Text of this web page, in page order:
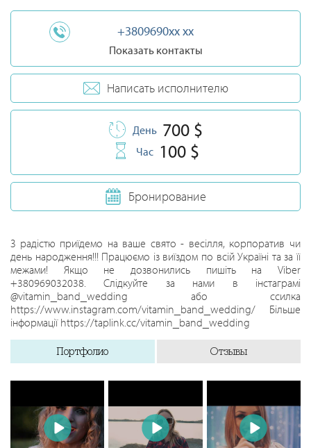
+3809690xx xx
Показать контакты
Написать исполнителю
День 700 $
Час 100 $
Бронирование
З радістю приїдемо на ваше свято - весілля, корпоратив чи
день народження!!! Працюємо із виїздом по всій Україні та за її
межами! Якщо не дозвонились пишіть на Viber
+380969032038. Слідкуйте за нами в інстаграмі
@vitamin_band_wedding або ссилка
https://www.instagram.com/vitamin_band_wedding/ Більше
інформації https://taplink.cc/vitamin_band_wedding
Портфолио Отзывы